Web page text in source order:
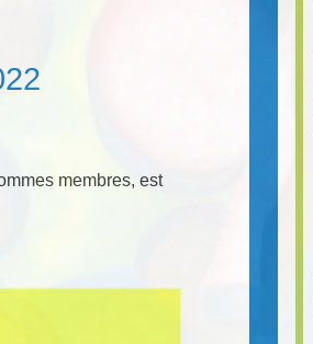
membres, est